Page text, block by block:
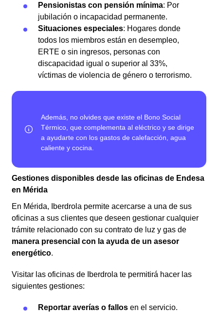
Pensionistas con pensión mínima: Por
jubilación o incapacidad permanente.
Situaciones especiales: Hogares donde
todos los miembros están en desempleo,
ERTE o sin ingresos, personas con
discapacidad igual o superior al 33%,
víctimas de violencia de género o terrorismo.
Gestiones disponibles desde las oficinas de Endesa
en Mérida
En Mérida, Iberdrola permite acercarse a una de sus
oficinas a sus clientes que deseen gestionar cualquier
trámite relacionado con su contrato de luz y gas de
manera presencial con la ayuda de un asesor
energético.
Visitar las oficinas de Iberdrola te permitirá hacer las
siguientes gestiones:
Reportar averías o fallos en el servicio.